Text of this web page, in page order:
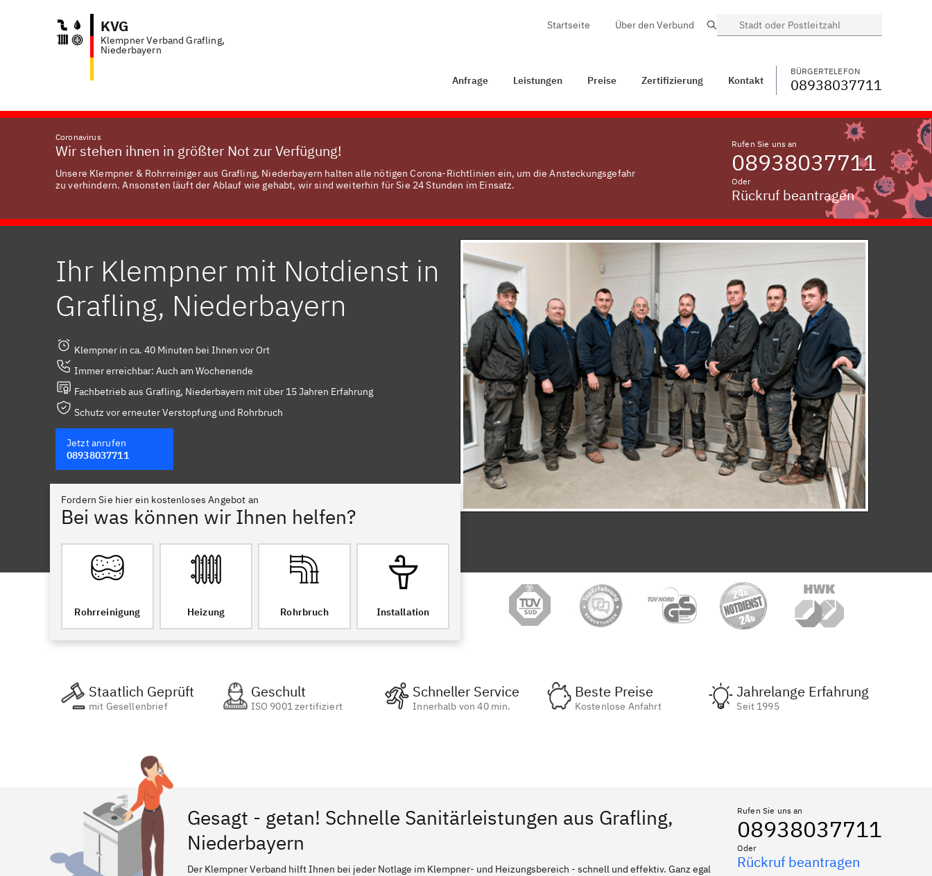
KVG
Klempner Verband Grafling,
Niederbayern
BÜRGERTELEFON WECHSELN
Startseite Über den Verbund Suche
Anfrage Leistungen Preise Zertifizierung Kontakt
BÜRGERTELEFON
08938037711
Coronavirus
Wir stehen ihnen in größter Not zur Verfügung!
Unsere Klempner & Rohrreiniger aus Grafling, Niederbayern halten alle nötigen Corona-Richtlinien ein, um die Ansteckungsgefahr
zu verhindern. Ansonsten läuft der Ablauf wie gehabt, wir sind weiterhin für Sie 24 Stunden im Einsatz.
Rufen Sie uns an
08938037711
Oder
Rückruf beantragen
Ihr Klempner mit Notdienst in
Grafling, Niederbayern
Klempner in ca. 40 Minuten bei Ihnen vor Ort
Immer erreichbar: Auch am Wochenende
Fachbetrieb aus Grafling, Niederbayern mit über 15 Jahren Erfahrung
Schutz vor erneuter Verstopfung und Rohrbruch
Jetzt anrufen
08938037711
Fordern Sie hier ein kostenloses Angebot an
Bei was können wir Ihnen helfen?
Rohrreinigung Heizung Rohrbruch Installation
Staatlich Geprüft
mit Gesellenbrief
Geschult
ISO 9001 zertifiziert
Schneller Service
Innerhalb von 40 min.
Beste Preise
Kostenlose Anfahrt
Jahrelange Erfahrung
Seit 1995
Gesagt - getan! Schnelle Sanitärleistungen aus Grafling,
Niederbayern
Der Klempner Verband hilft Ihnen bei jeder Notlage im Klempner- und Heizungsbereich - schnell und effektiv. Ganz egal
Rufen Sie uns an
08938037711
Oder
Rückruf beantragen